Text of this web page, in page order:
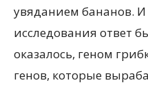
увяданием бананов. И
исследования ответ
оказалось, геном
генов, которые